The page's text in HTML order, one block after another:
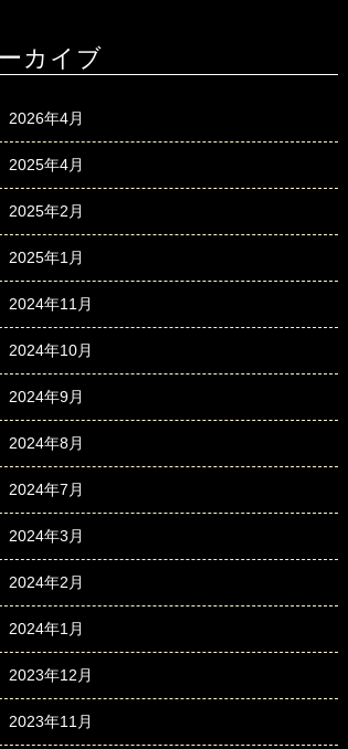
カイブ
2026年4月
2025年4月
2025年2月
2025年1月
2024年11月
2024年10月
2024年9月
2024年8月
2024年7月
2024年3月
2024年2月
2024年1月
2023年12月
2023年11月